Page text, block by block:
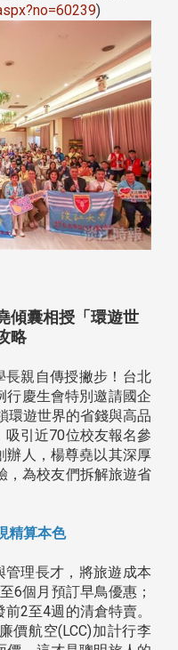
)
傾囊相授「環遊世
略
親自傳授撇步！台北
行慶生會特別邀請國企
環遊世界的省錢與高品
吸引近70位校友報名參
辦人，楊尊堯以其深厚
，為校友們拆解旅遊省
精算本色
理長才，將旅遊成本
6個月預訂早鳥優惠；
2至4週的清倉特賣。
價航空(LCC)加計行李